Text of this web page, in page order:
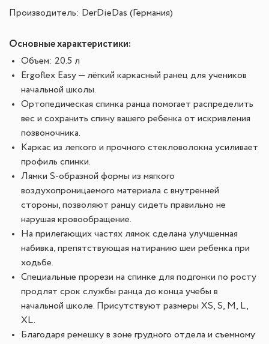
Производитель: DerDieDas (Германия)
Основные характеристики:
Объем: 20.5 л
Ergoflex Easy — лёгкий каркасный ранец для учеников
начальной школы.
Ортопедическая спинка ранца помогает распределить
вес и сохранить спину вашего ребенка от искривления
позвоночника.
Каркас из легкого и прочного стекловолокна усиливает
профиль спинки.
Лямки S-образной формы из мягкого
воздухопроницаемого материала с внутренней
стороны, позволяют ранцу сидеть правильно не
нарушая кровообращение.
На прилегающих частях лямок сделана улучшенная
набивка, препятствующая натиранию шеи ребенка при
ходьбе.
Специальные прорези на спинке для подгонки по росту
продлят срок службы ранца до конца учебы в
начальной школе. Присутствуют размеры XS, S, M, L,
XL.
Благодаря ремешку в зоне грудного отдела и съемному